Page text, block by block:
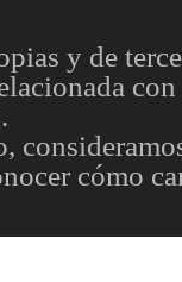
y de
cómo